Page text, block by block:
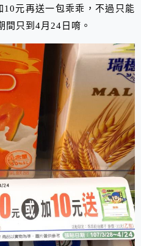
10元再送一包乖乖，不過只能
間只到4月24日唷。